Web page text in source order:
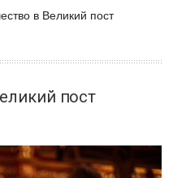
в Великий пост
пост